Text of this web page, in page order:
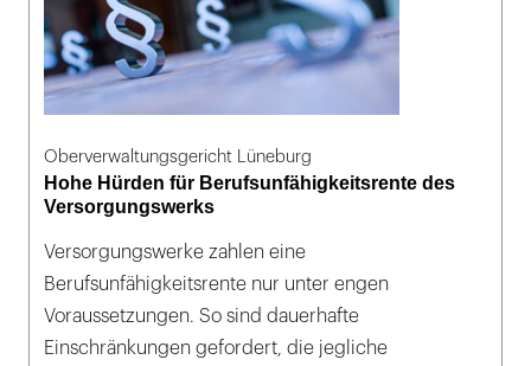
Oberverwaltungsgericht Lüneburg
Hohe Hürden für Berufsunfähigkeitsrente des
Versorgungswerks
Versorgungswerke zahlen eine
Berufsunfähigkeitsrente nur unter engen
Voraussetzungen. So sind dauerhafte
Einschränkungen gefordert, die jegliche